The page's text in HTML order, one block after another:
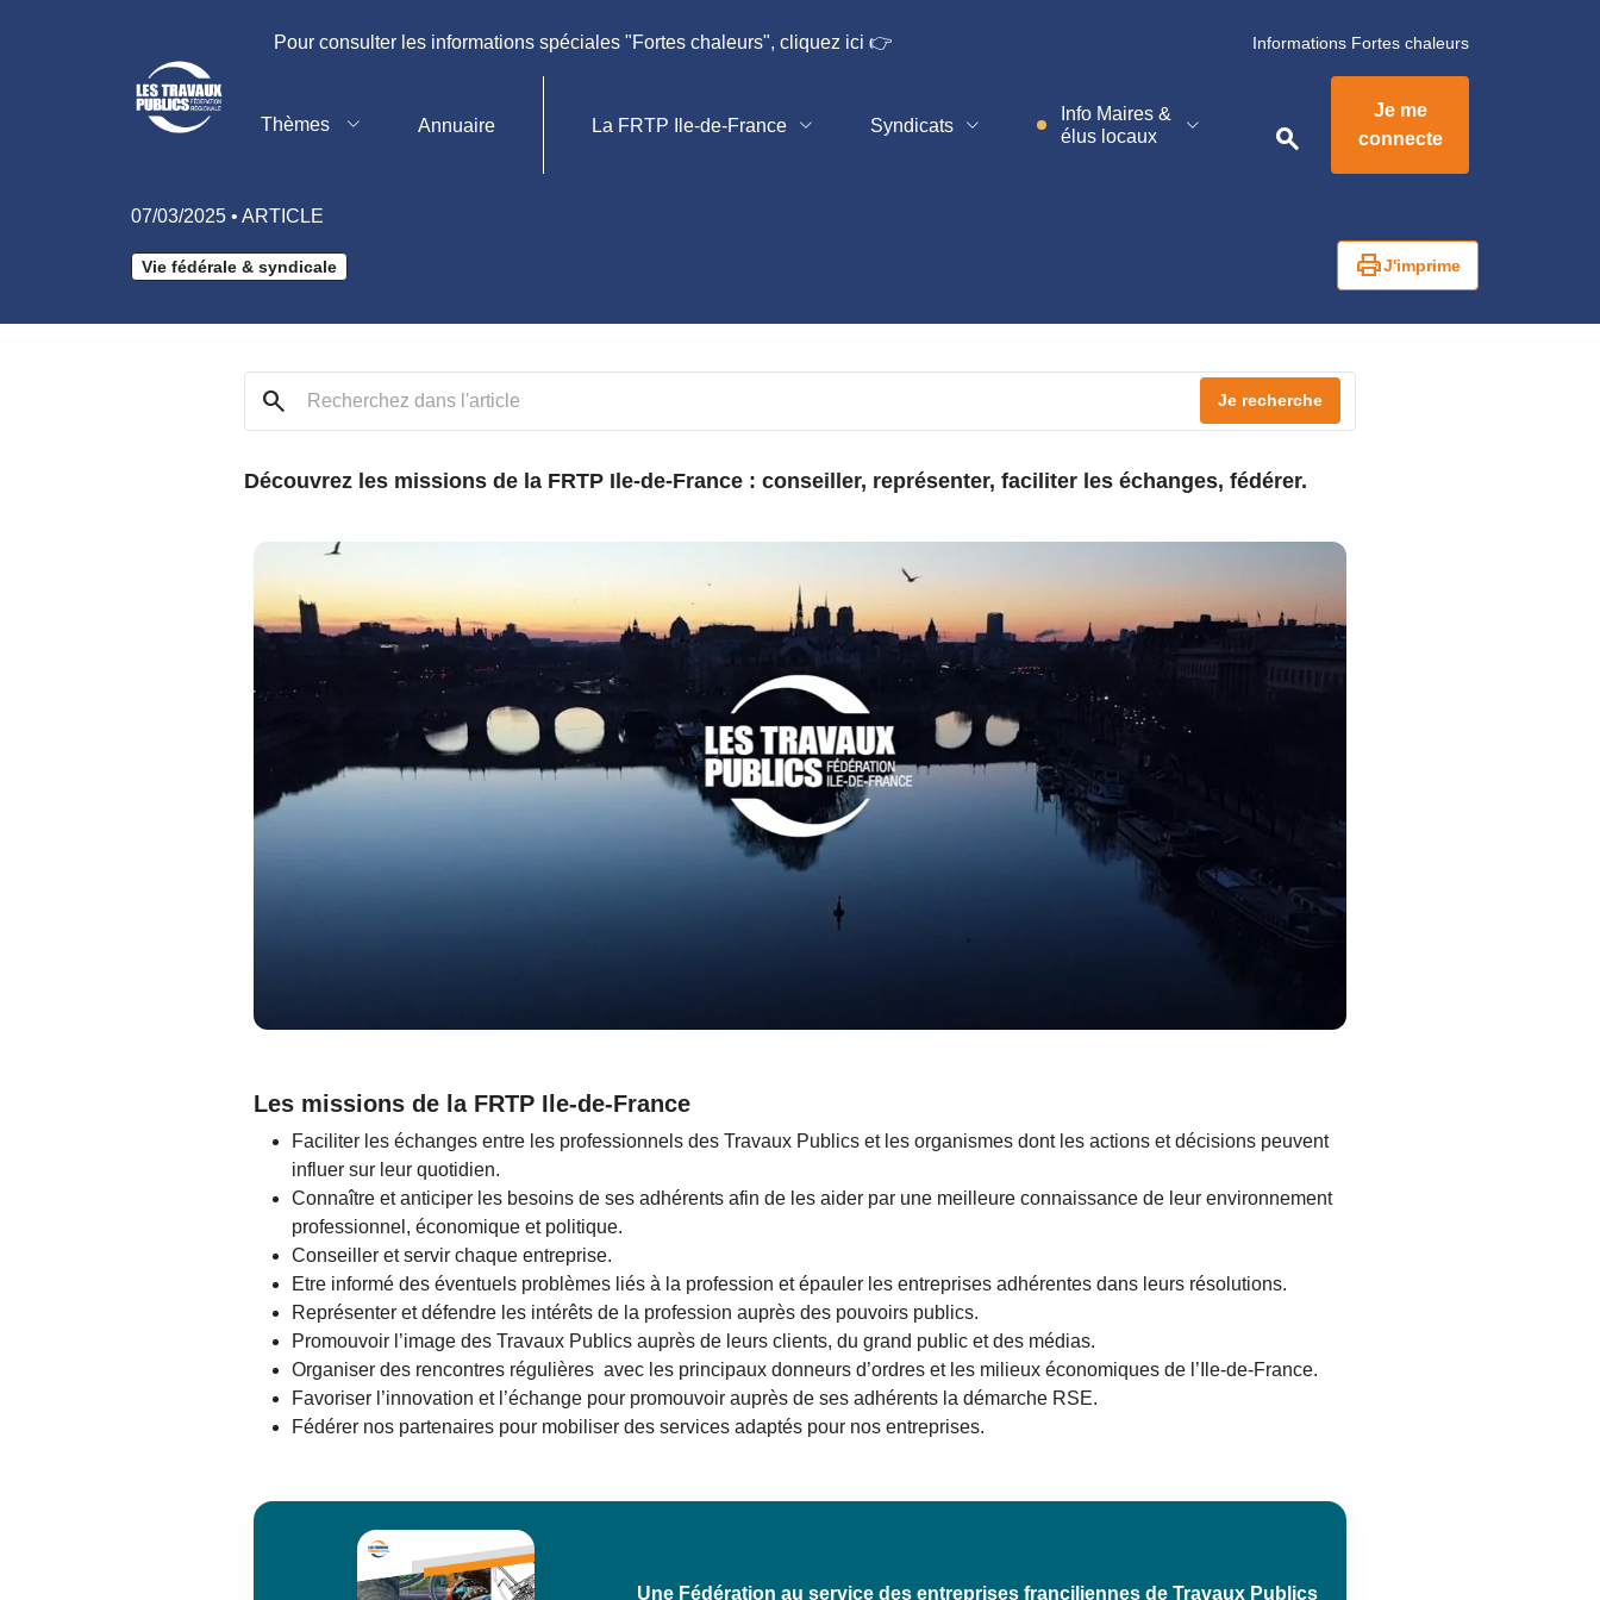
Pour consulter les informations spéciales "Fortes chaleurs", cliquez ici 👉 Informations Fortes chaleurs
Thèmes Annuaire La FRTP Ile-de-France Syndicats
Info Maires &
élus locaux
TP Demain
search
Je me
connecte
Une Fédération au service des entreprises de Travaux
Publics adhérentes
07/03/2025 • ARTICLE
Vie fédérale & syndicale printJ'imprime
search Je recherche
Découvrez les missions de la FRTP Ile-de-France : conseiller, représenter, faciliter les échanges, fédérer.
Les missions de la FRTP Ile-de-France
Faciliter les échanges entre les professionnels des Travaux Publics et les organismes dont les actions et décisions peuvent
influer sur leur quotidien.
Connaître et anticiper les besoins de ses adhérents afin de les aider par une meilleure connaissance de leur environnement
professionnel, économique et politique.
Conseiller et servir chaque entreprise.
Etre informé des éventuels problèmes liés à la profession et épauler les entreprises adhérentes dans leurs résolutions.
Représenter et défendre les intérêts de la profession auprès des pouvoirs publics.
Promouvoir l’image des Travaux Publics auprès de leurs clients, du grand public et des médias.
Organiser des rencontres régulières avec les principaux donneurs d’ordres et les milieux économiques de l’Ile-de-France.
Favoriser l’innovation et l’échange pour promouvoir auprès de ses adhérents la démarche RSE.
Fédérer nos partenaires pour mobiliser des services adaptés pour nos entreprises.
Une Fédération au service des entreprises franciliennes de Travaux Publics